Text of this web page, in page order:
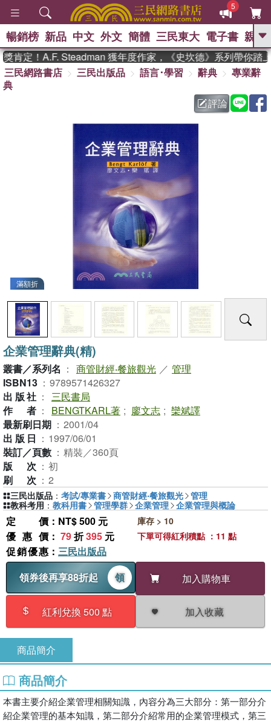
5
GO
熱搜： 東野圭吾 、 高希均教授回憶錄
暑期推薦 、 國際布克
方念華 、 台灣的李
登輝時代 、 數學女孩：黎曼猜想
暢銷榜 新品 中文 外文 簡體 三民東大 電子書 親子
定！A.F. Steadman 獲年度作家，《史坎德》系列帶你踏上
三民網路書店
三民出版品 語言･學習 辭典
專業辭
典
評論
滿額折
企業管理辭典(精)
叢書／系列名 ： 商管財經‧餐旅觀光 ／ 管理
ISBN13 ： 9789571426327
出版社 ： 三民書局
作者 ： BENGTKARL著 ; 廖文志 ; 欒斌譯
最新刷日期 ： 2001/04
出版日 ： 1997/06/01
裝訂／頁數 ： 精裝／360頁
版次 ： 初
刷次 ： 2
定價 ：NT$ 500 元
優惠價 ： 79折395 元
促銷優惠 ： 三民出版品
領券後再享88折起
領 加入購物車
紅利兌換 500 點 加入收藏
庫存 > 10
下單可得紅利積點 ：11 點
三民出版品 ： 考試/專業書 商管財經‧餐旅觀光 管理
教科考用 ： 教科用書 管理學群 企業管理 企業管理與概論
商品簡介
商品簡介
本書主要介紹企業管理相關知識，內容分為三大部分：第一部分介
紹企業管理的基本知識，第二部分介紹常用的企業管理模式，第三